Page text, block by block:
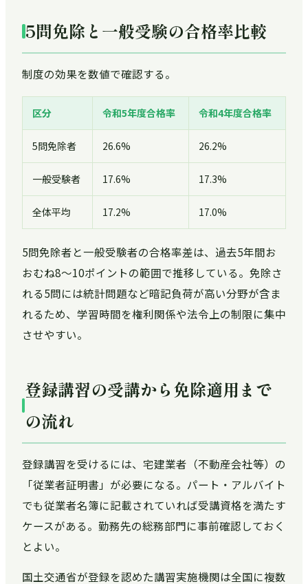
5問免除と一般受験の合格率比較
制度の効果を数値で確認する。
区分 令和5年度合格率 令和4年度合格率
5問免除者 26.6% 26.2%
一般受験者 17.6% 17.3%
全体平均 17.2% 17.0%
5問免除者と一般受験者の合格率差は、過去5年間お
おむね8〜10ポイントの範囲で推移している。免除さ
れる5問には統計問題など暗記負荷が高い分野が含ま
れるため、学習時間を権利関係や法令上の制限に集中
させやすい。
登録講習の受講から免除適用まで
の流れ
登録講習を受けるには、宅建業者（不動産会社等）の
「従業者証明書」が必要になる。パート・アルバイト
でも従業者名簿に記載されていれば受講資格を満たす
ケースがある。勤務先の総務部門に事前確認しておく
とよい。
国土交通省が登録を認めた講習実施機関は全国に複数